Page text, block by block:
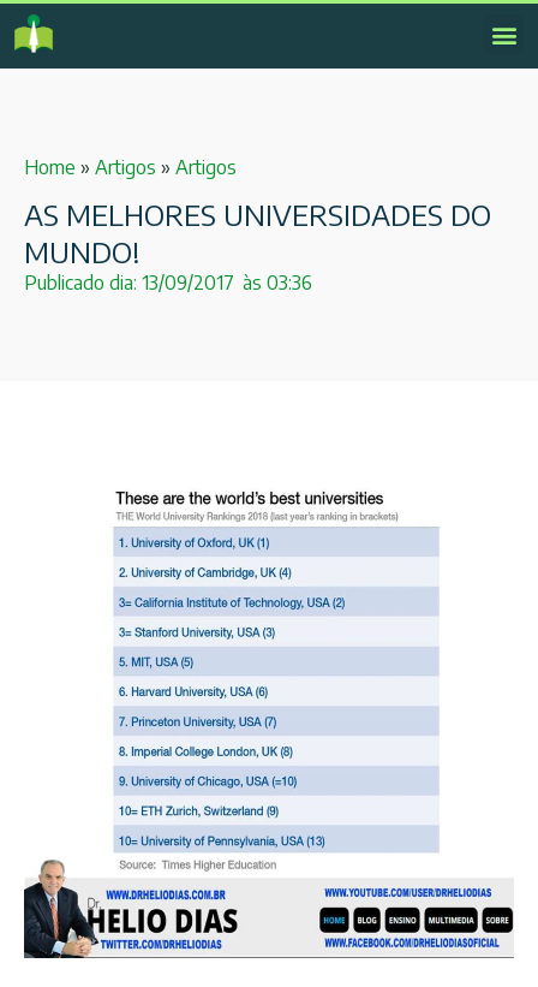
Home » Artigos » Artigos
AS MELHORES UNIVERSIDADES DO
MUNDO!
Publicado dia: 13/09/2017 às 03:36